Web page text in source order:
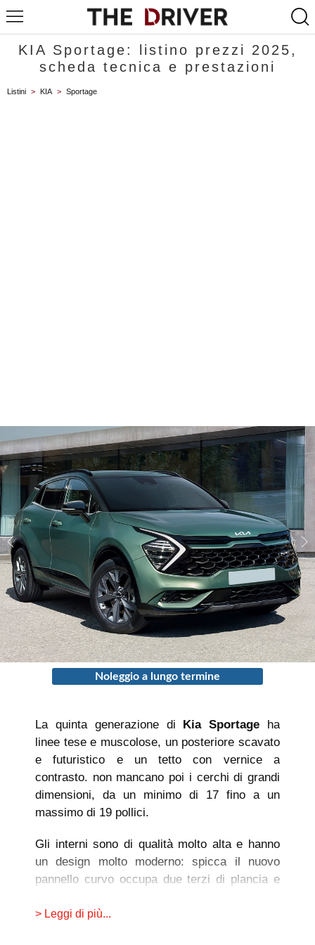
KIA Sportage: listino prezzi 2025,
scheda tecnica e prestazioni
Listini > KIA > Sportage
Noleggio a lungo termine
La quinta generazione di Kia Sportage ha
linee tese e muscolose, un posteriore scavato
e futuristico e un tetto con vernice a
contrasto. non mancano poi i cerchi di grandi
dimensioni, da un minimo di 17 fino a un
massimo di 19 pollici.
Gli interni sono di qualità molto alta e hanno
un design molto moderno: spicca il nuovo
pannello curvo occupa due terzi di plancia e
pollici ciascuno, uno dedicato alla
> Leggi di più...